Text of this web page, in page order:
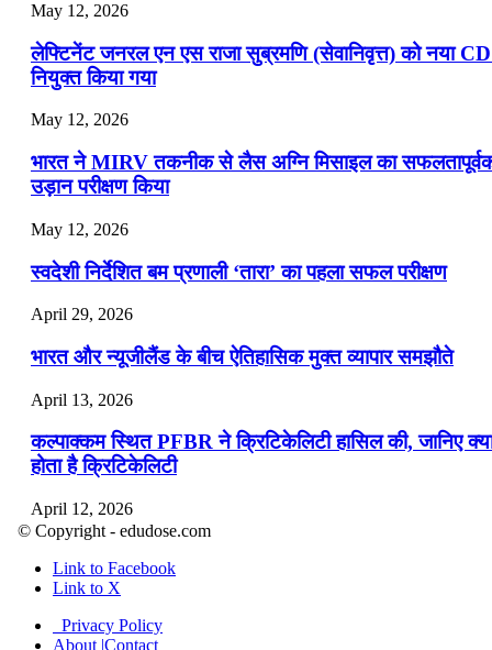
May 12, 2026
लेफ्टिनेंट जनरल एन एस राजा सुब्रमणि (सेवानिवृत्त) को नया
नियुक्त किया गया
May 12, 2026
भारत ने MIRV तकनीक से लैस अग्नि मिसाइल का
उड़ान परीक्षण किया
May 12, 2026
स्वदेशी निर्देशित बम प्रणाली ‘तारा’ का पहला सफल परीक्षण
April 29, 2026
भारत और न्यूजीलैंड के बीच ऐतिहासिक मुक्त व्यापार समझौते
April 13, 2026
कल्पाक्कम स्थित PFBR ने क्रिटिकेलिटी हासिल की, जानिए
होता है क्रिटिकेलिटी
April 12, 2026
April 9, 2026
नासा का आर्टेमिस-2 मिशन: मनुष्य एक बार फिर से चंद्रमा के
© Copyright - edudose.com
Link to Facebook
Link to X
Privacy Policy
About |Contact